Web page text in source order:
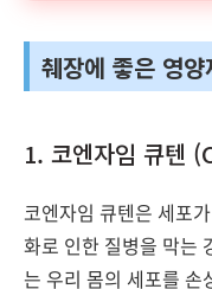
췌장에 좋은 영양
1. 코엔자임 큐텐
코엔자임 큐텐은 세포
화로 인한 질병을 막는
는 우리 몸의 세포를